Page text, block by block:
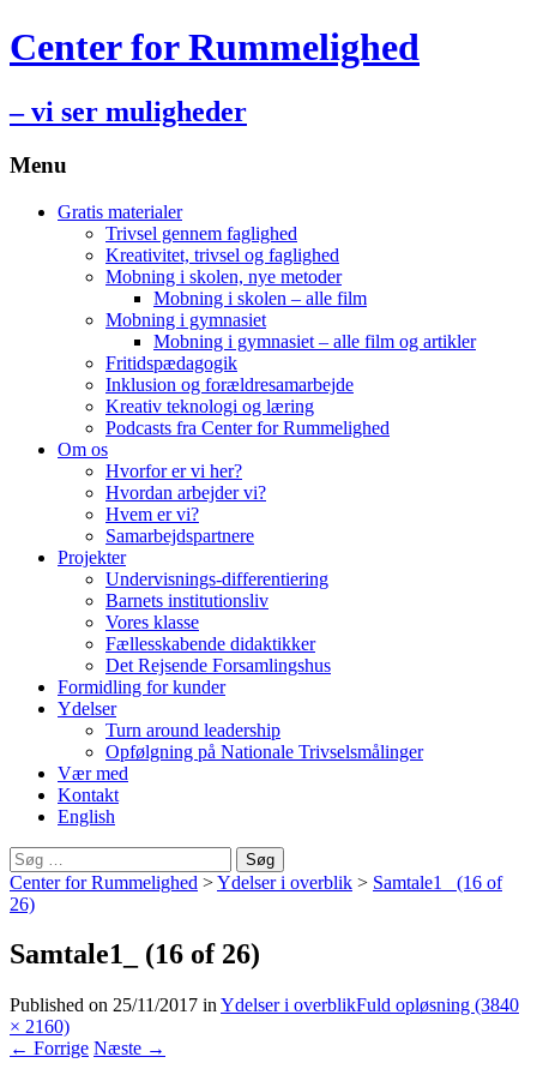
Center for Rummelighed
– vi ser muligheder
Menu
Hop
Gratis materialer
Trivsel gennem faglighed
Kreativitet, trivsel og faglighed
Mobning i skolen, nye metoder
Mobning i skolen – alle film
Mobning i gymnasiet
Mobning i gymnasiet – alle film og artikler
Fritidspædagogik
Inklusion og forældresamarbejde
Kreativ teknologi og læring
Podcasts fra Center for Rummelighed
Om os
Hvorfor er vi her?
Hvordan arbejder vi?
Hvem er vi?
Samarbejdspartnere
Projekter
Undervisnings-differentiering
Barnets institutionsliv
Vores klasse
Fællesskabende didaktikker
Det Rejsende Forsamlingshus
Formidling for kunder
Ydelser
Turn around leadership
Opfølgning på Nationale Trivselsmålinger
Vær med
Kontakt
English
Søg
efter:
Center for Rummelighed >Ydelser i overblik > Samtale1_ (16 of
26)
Samtale1_ (16 of 26)
Published on 25/11/2017 in Ydelser i overblikFuld opløsning (3840
× 2160)
← Forrige Næste →